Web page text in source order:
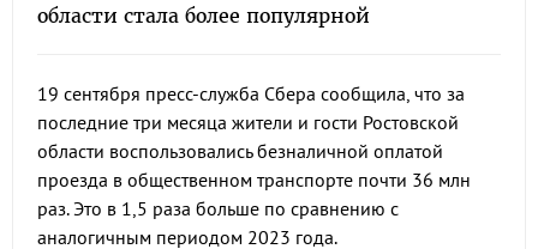
области стала более популярной
19 сентября пресс-служба Сбера сообщила, что за
последние три месяца жители и гости Ростовской
области воспользовались безналичной оплатой
проезда в общественном транспорте почти 36 млн
раз. Это в 1,5 раза больше по сравнению с
аналогичным периодом 2023 года.